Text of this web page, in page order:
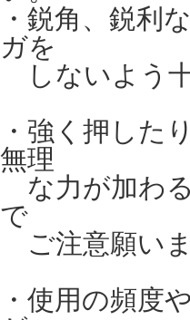
・鋭角、鋭利
ガを
しないよう
・強く押した
無理
な力が加わ
で
ご注意願い
・使用の頻度